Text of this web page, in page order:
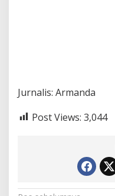
Jurnalis: Armanda
Post Views: 3,044